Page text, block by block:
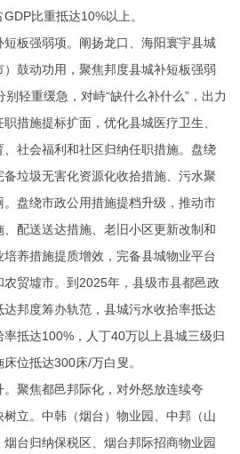
比重抵达10%以上。
板强弱项。阐扬龙口、海阳寰宇县城
鼓动功用，聚焦邦度县城补短板强弱
轻重缓急，对峙“缺什么补什么”，出力
措施提标扩面，优化县城医疗卫生、
社会福利和社区归纳任职措施。盘绕
垃圾无害化资源化收拾措施、污水聚
盘绕市政公用措施提档升级，推动市
配送送达措施、老旧小区更新改制和
养措施提质增效，完备县城物业平台
贸墟市。到2025年，县级市县都邑政
邦度筹办轨范，县城污水收拾率抵达
抵达100%，人丁40万以上县城三级归
位抵达300床/万白叟。
聚焦都邑邦际化，对外怒放连续夸
立。中韩（烟台）物业园、中邦（山
台归纳保税区、烟台邦际招商物业园